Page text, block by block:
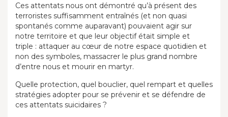
Ces attentats nous ont démontré qu’à présent des
terroristes suffisamment entraînés (et non quasi
spontanés comme auparavant) pouvaient agir sur
notre territoire et que leur objectif était simple et
triple : attaquer au cœur de notre espace quotidien et
non des symboles, massacrer le plus grand nombre
d’entre nous et mourir en martyr.
Quelle protection, quel bouclier, quel rempart et quelles
stratégies adopter pour se prévenir et se défendre de
ces attentats suicidaires ?